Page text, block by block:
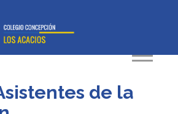
de la